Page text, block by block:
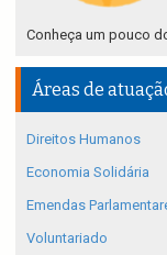
Conheça um pouco
Áreas de
Direitos Humanos
Economia Solidária
Emendas
Voluntariado